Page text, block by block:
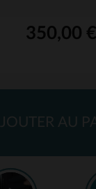
350,00 €
AU